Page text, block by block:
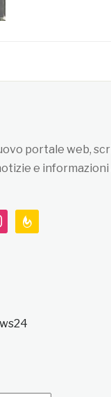
portale web,
e informazioni
feedburner